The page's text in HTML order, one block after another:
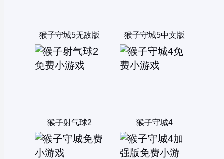
猴子守城5无敌版 猴子守城5中文版
猴子射气球2 猴子守城4